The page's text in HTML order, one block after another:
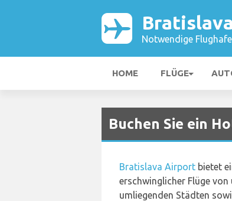
Notwendige
HOME FLÜGE
Buchen Sie ein
Bratislava Airport bietet
erschwinglicher Flüge
umliegenden Städten